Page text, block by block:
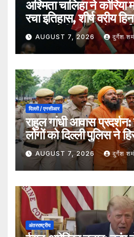
अश्मिता चालिहा ने
रचा इतिहास, शीर्ष वरीय
हराकर सेमीफाइनल में बनाई
AUGUST 7, 2026 दुर्गेश
दिल्ली / एनसीआर
राहुल गांधी आवास
लोगों को दिल्ली पुलिस ने
सुरक्षा व्यवस्था कड़ी
AUGUST 7, 2026 दुर्गेश
अंतरराष्ट्रीय